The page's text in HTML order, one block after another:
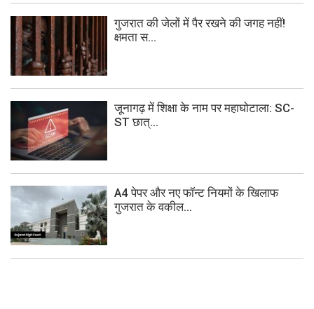
गुजरात की जेलों में पैर रखने की जगह नहीं!
क्षमता स...
जूनागढ़ में शिक्षा के नाम पर महाघोटाला: SC-
ST छात्...
A4 पेपर और नए फॉन्ट नियमों के खिलाफ
गुजरात के वकील...